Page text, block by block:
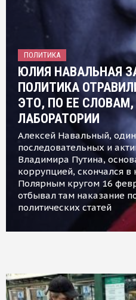
ПОЛИТИКА
ЮЛИЯ НАВАЛЬНАЯ
ПОЛИТИКА
ЭТО, ПО ЕЕ
ЛАБОРАТОРИИ
Алексей Навальный,
последовательных и
Владимира Путина,
коррупцией, скончался в
Полярным кругом 16
отбывал там наказание
политических статей